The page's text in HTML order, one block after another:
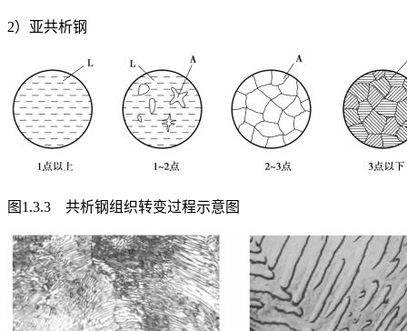
2）亚共析钢
图1.3.3 共析钢组织转变过程示意图